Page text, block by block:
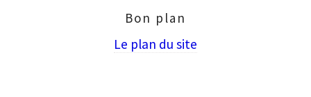
Bon plan
Le plan du site